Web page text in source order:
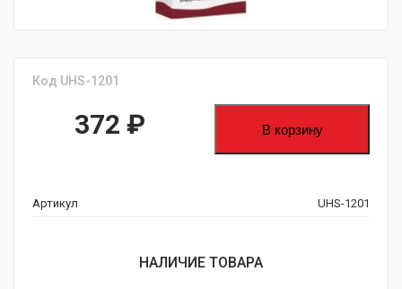
Код UHS-1201
372 ₽ В корзину
Артикул UHS-1201
НАЛИЧИЕ ТОВАРА